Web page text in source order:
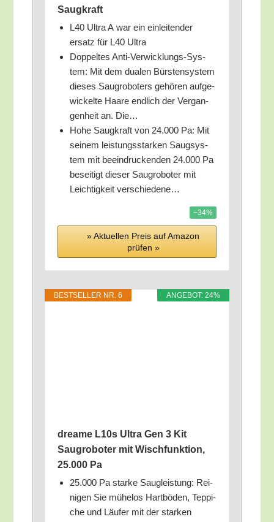
Saugkraft
L40 Ultra A war ein ein­lei­ten­der
ersatz für L40 Ultra
Dop­pel­tes Anti-Ver­wick­lungs-Sys­
tem: Mit dem dua­len Bürs­ten­sys­tem
die­ses Saug­ro­bo­ters gehö­ren auf­ge­
wi­ckel­te Haa­re end­lich der Ver­gan­
gen­heit an. Die…
Hohe Saug­kraft von 24.000 Pa: Mit
sei­nem leis­tungs­star­ken Saug­sys­
tem mit beein­dru­cken­den 24.000 Pa
besei­tigt die­ser Saug­ro­bo­ter mit
Leich­tig­keit verschiedene…
−34%
» Aktu­el­len Preis auf Ama­zon
prü­fen »
ANGE­BOT: 24%
BEST­SEL­LER NR. 6
drea­me L10s Ultra Gen 3 Kit
Saug­ro­bo­ter mit Wisch­funk­ti­on,
25.000 Pa
25.000 Pa star­ke Saug­leis­tung: Rei­
ni­gen Sie mühe­los Hart­bö­den, Tep­pi­
che und Läu­fer mit der star­ken